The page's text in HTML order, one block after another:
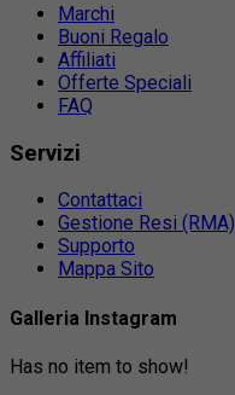
Marchi
Buoni Regalo
Affiliati
Offerte Speciali
FAQ
Servizi
Contattaci
Gestione Resi (RMA)
Supporto
Mappa Sito
Galleria Instagram
Has no item to show!